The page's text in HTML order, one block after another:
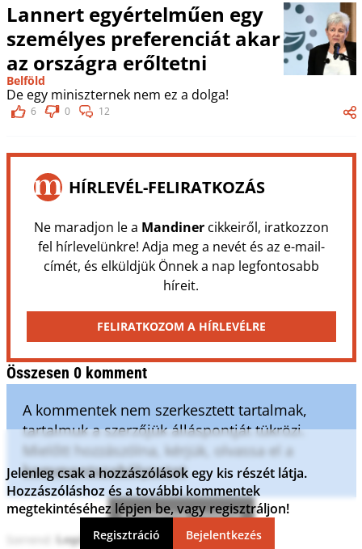
Lannert egyértelműen egy
személyes preferenciát akar
az országra erőltetni
Belföld
De egy miniszternek nem ez a dolga!
6 0 12
HÍRLEVÉL-FELIRATKOZÁS
Ne maradjon le a Mandinercikkeiről, iratkozzon
fel hírlevelünkre! Adja meg a nevét és az e-mail-
címét, és elküldjük Önnek a nap legfontosabb
híreit.
FELIRATKOZOM A HÍRLEVÉLRE
Összesen 0 komment
A kommentek nem szerkesztett tartalmak,
tartalmuk a szerzőjük álláspontját tükrözi.
Mielőtt hozzászólna, kérjük, olvassa el a
kommentszabályzatot.
Kommentek frissítése
Jelenleg csak a hozzászólások egy kis részét látja.
Hozzászóláshoz és a további kommentek
megtekintéséhez lépjen be, vagy regisztráljon!
Regisztráció Bejelentkezés